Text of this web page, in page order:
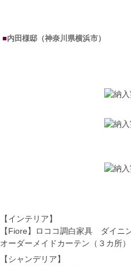
■内田様邸（神奈川県横浜市）
【インテリア】
【Fiore】ロココ調白家具 ダイニ
オーダーメイドカーテン（３カ所）
【シャンデリア】